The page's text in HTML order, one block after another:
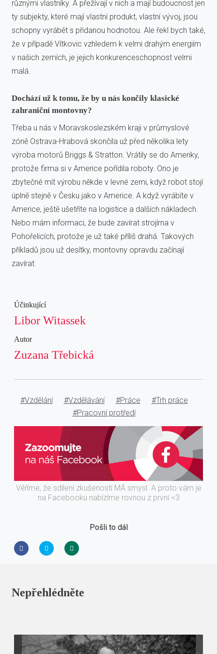
různými vlastníky. A přežívají v nich a mají budoucnost jen
ty subjekty, které mají vlastní produkt, vlastní vývoj, jsou
schopny vyrábět s přidanou hodnotou. Ale řekl bych také,
že v případě Vítkovic vzhledem k velmi drahým energiím
v našich zemích, je jejich konkurenceschopnost velmi
malá.
Dochází už k tomu, že by u nás končily klasické
zahraniční montovny?
Třeba u nás v Moravskoslezském kraji v průmyslové
zóně Ostrava-Hrabová skončila už před několika lety
výroba motorů Briggs & Stratton. Vrátily se do Ameriky,
protože firma si v Americe pořídila roboty. Ono je
zbytečné mít výrobu někde v levné zemi, když robot stojí
úplně stejně v Česku jako v Americe. A když vyrábíte v
Americe, ještě ušetříte na logistice a dalších nákladech.
Nebo mám informaci, že bude zavírat strojírna v
Pohořelicích, protože je už také příliš drahá. Takových
příkladů jsou už desítky, montovny opravdu začínají
zavírat.
Účinkující
Libor Witassek
Autor
Zuzana Třebická
#Vzdělání #Vzdělávání #Práce
#Trh práce
#Pracovní protředí
Věříme, že sdílení zkušeností MÁ smysl. A proto vám je
na Facebooku nabízíme rovnou z první <3
Pošli to dál
Nepřehlédněte